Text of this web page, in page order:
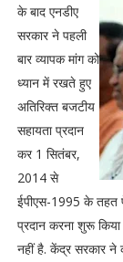
के बाद एनडीए
सरकार ने पहली
बार व्‍यापक मांग को
ध्‍यान में रखते हुए
अतिरिक्‍त बजटीय
सहायता प्रदान
कर 1 सितंबर,
2014 से
ईपीएस-1995 के तहत
प्रदान करना शुरू
नहीं है. केंद्र सरकार ने